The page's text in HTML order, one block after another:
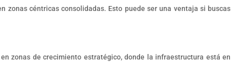
zonas céntricas consolidadas. Esto puede ser una ventaja si buscas
zonas de crecimiento estratégico, donde la infraestructura está en